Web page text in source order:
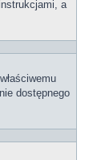
a
dostępnego